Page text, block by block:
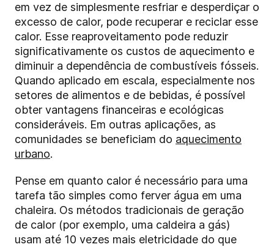
em vez de simplesmente resfriar e desperdiçar o
excesso de calor, pode recuperar e reciclar esse
calor. Esse reaproveitamento pode reduzir
significativamente os custos de aquecimento e
diminuir a dependência de combustíveis fósseis.
Quando aplicado em escala, especialmente nos
setores de alimentos e de bebidas, é possível
obter vantagens financeiras e ecológicas
consideráveis. Em outras aplicações, as
comunidades se beneficiam do aquecimento
urbano.
Pense em quanto calor é necessário para uma
tarefa tão simples como ferver água em uma
chaleira. Os métodos tradicionais de geração
de calor (por exemplo, uma caldeira a gás)
usam até 10 vezes mais eletricidade do que